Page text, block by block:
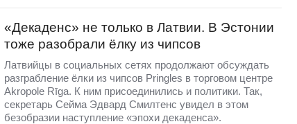
«Декаденс» не только в Латвии. В Эстонии
тоже разобрали ёлку из чипсов
Латвийцы в социальных сетях продолжают обсуждать
разграбление ёлки из чипсов Pringles в торговом центре
Akropole Rīga. К ним присоединились и политики. Так,
секретарь Сейма Эдвард Смилтенс увидел в этом
безобразии наступление «эпохи декаденса».